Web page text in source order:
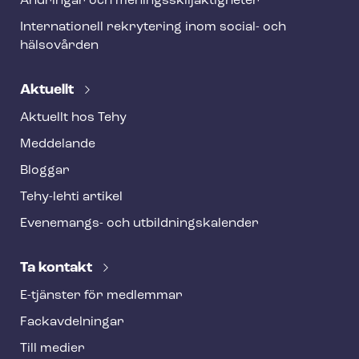
Internationell rekrytering inom social- och
hälsovården
Aktuellt
Aktuellt hos Tehy
Meddelande
Bloggar
Tehy-lehti artikel
Evenemangs- och ut­bild­nings­ka­len­der
Ta kontakt
E-tjänster för medlemmar
Fackav­del­ning­ar
Till medier